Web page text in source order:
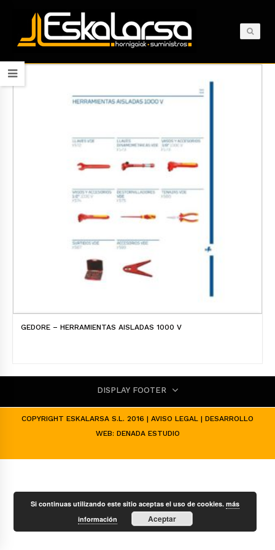
GEDORE – HERRAMIENTAS AISLADAS 1000 V
DISPLAY FOOTER
COPYRIGHT ESKALARSA S.L. 2016 | AVISO LEGAL | DESARROLLO
WEB: DENADA ESTUDIO
Si continuas utilizando este sitio aceptas el uso de cookies.más
información
Aceptar